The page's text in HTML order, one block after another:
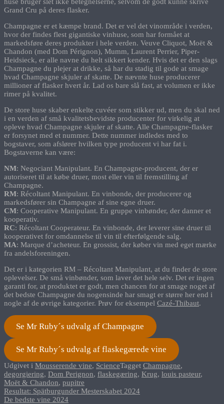
Grand Cru på deres flasker.
Champagne er et kæmpe brand. Det er vel det vinområde i verden,
hvor der findes flest gigantiske vinhuse, som har formået at
markedsføre deres produkter i hele verden. Veuve Cliquot, Moët &
Chandon (med Dom Pérignon), Mumm, Laurent Perrier, Piper-
Heidsieck, er alle navne du helt sikkert kender. Hvis det er den slags
Champagne du plejer at drikke, så har du stadig til gode at smage
hvad Champagne skjuler af skatte. De nævnte huse producerer
millioner af flasker hvert år. Lad os bare slå fast, at volumen er ikke
rimer på kvalitet.
De store huse skaber enkelte cuvéer som stikker ud, men du skal ned
i en verden af små kvalitetsbevidste producenter for virkelig at
opleve hvad Champagne skjuler af skatte. Alle Champagne-flasker
er forsynet med et nummer. Dette nummer indledes med to
bogstaver, som afslører hvilken type producent vi har fat i.
Bogstaverne kan være:
NM: Negociant Manipulant. En Champagne-producent, der er
autoriseret til at købe druer, most eller vin til fremstilling af
Champagne.
RM: Récoltant Manipulant. En vinbonde, der producerer og
markedsfører sin Champagne af sine egne druer.
CM: Cooperative Manipulant. En gruppe vinbønder, der danner et
kooperativ.
RC: Récoltant Cooperateur. En vinbonde, der leverer sine druer til
kooperativet for omdannelse til vin til efterfølgende salg.
MA: Marque d’acheteur. En grossist, der køber vin med eget mærke
fra andelsforeningen.
Det er i kategorien RM – Récoltant Manipulant, at du finder de store
oplevelser. De små vinbønder, som laver det hele selv. Det er ingen
garanti for, at produktet er godt, men chancen for at smage noget af
det bedste Champagne du nogensinde har smagt er større her end i
nogle af de øvrige kategorier. Prøv for eksempel Cazé-Thibaut.
Se Mr Ruby´s udvalg af Champagne
Se Mr Ruby´s udvalg af flaskegærede vine
Udgivet i Mousserende vine, ScienceTagget Champagne,
degorgiering, Dom Perignon, flaskegæring, Krug, louis pasteur,
Moët & Chandon, pupitre
Indlægsnavigation
Resultat: Spätburgunder Mesterskabet 2024
De bedste vine 2024